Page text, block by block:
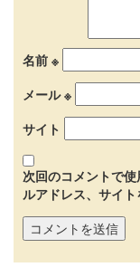
名前 ※
メール※
サイト
次回のコメントで
ルアドレス、サイト